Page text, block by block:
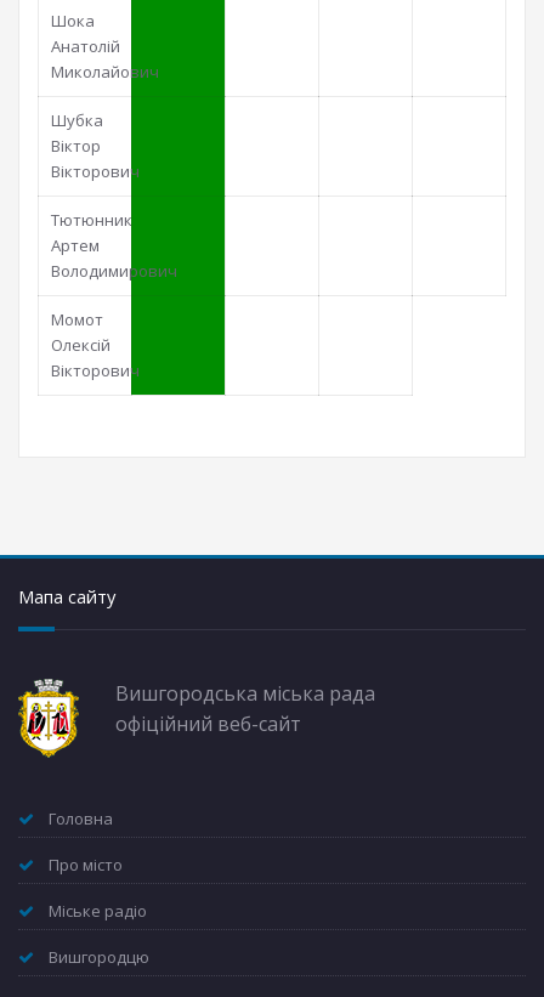
Шока
Анатолій
Миколайович
Шубка
Віктор
Вікторович
Тютюнник
Артем
Володимирович
Момот
Олексій
Вікторович
Мапа сайту
Вишгородська міська рада
офіційний веб-сайт
Головна
Про місто
Міське радіо
Вишгородцю